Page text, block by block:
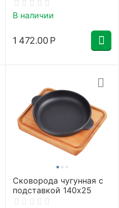
В наличии
1 472.00 Р
Сковорода чугунная с
подставкой 140х25